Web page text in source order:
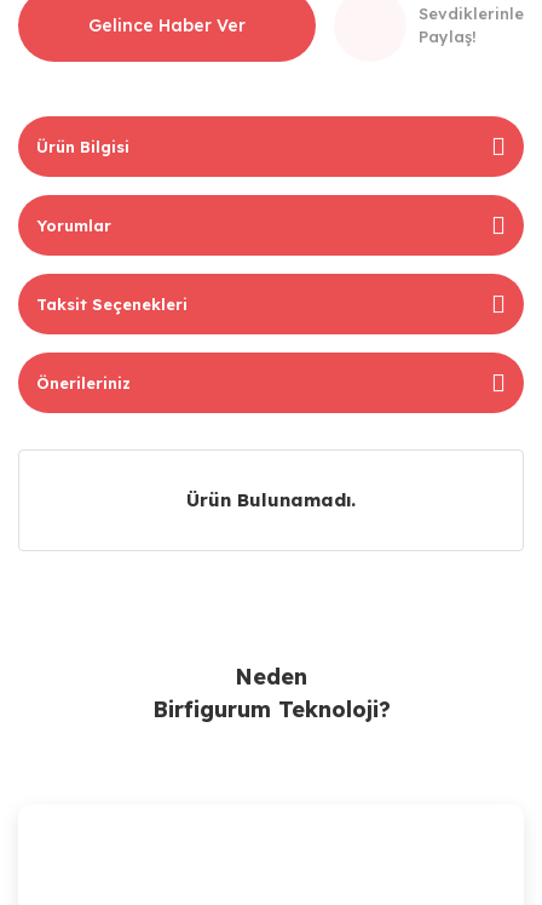
Gelince Haber Ver
Sevdiklerinle
Paylaş!
Ürün Bilgisi
Yorumlar
Taksit Seçenekleri
Önerileriniz
Ürün Bulunamadı.
Neden
Birfigurum Teknoloji?